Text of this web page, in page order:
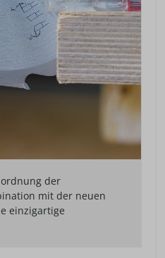
der
mit der neuen
einzigartige